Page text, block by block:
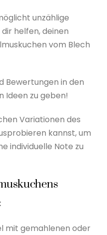
unzählige
helfen, deinen
vom Blech
Bewertungen in den
Ideen zu geben!
Variationen des
kannst, um
individuelle Note zu
mit gemahlenen oder